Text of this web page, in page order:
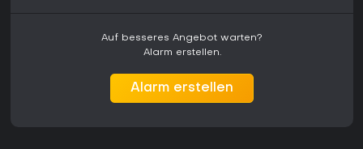
Auf besseres Angebot warten?
Alarm erstellen.
Alarm erstellen